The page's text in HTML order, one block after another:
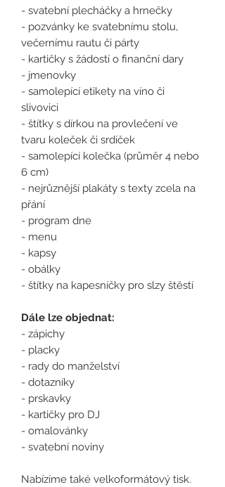
- svatební plecháčky a hrnečky
- pozvánky ke svatebnímu stolu,
večernímu rautu či párty
- kartičky s žádostí o finanční dary
- jmenovky
- samolepící etikety na víno či
slivovici
- štítky s dírkou na provlečení ve
tvaru koleček či srdíček
- samolepící kolečka (průměr 4 nebo
6 cm)
- nejrůznější plakáty s texty zcela na
přání
- program dne
- menu
- kapsy
- obálky
- štítky na kapesníčky pro slzy štěstí
Dále lze objednat:
- zápichy
- placky
- rady do manželství
- dotazníky
- prskavky
- kartičky pro DJ
- omalovánky
- svatební noviny
Nabízíme také velkoformátový tisk.